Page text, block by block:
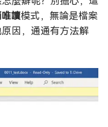
讀模式，無論是檔案
因，通通有方法解